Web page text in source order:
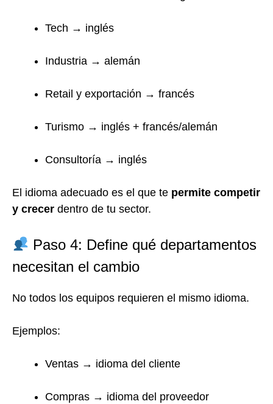
Tech → inglés
Industria → alemán
Retail y exportación → francés
Turismo → inglés + francés/alemán
Consultoría → inglés
El idioma adecuado es el que te permite competir
y crecer dentro de tu sector.
Paso 4: Define qué departamentos
necesitan el cambio
No todos los equipos requieren el mismo idioma.
Ejemplos:
Ventas → idioma del cliente
Compras → idioma del proveedor